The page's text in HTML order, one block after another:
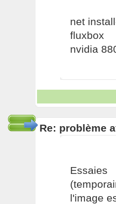
net
fluxbox
nvidia
Re: problème
l'image